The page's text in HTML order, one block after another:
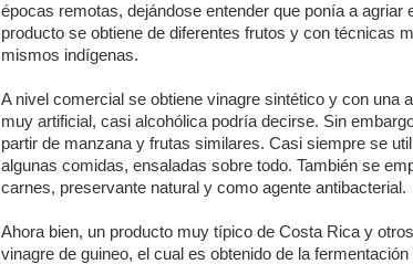
épocas remotas, dejándose entender que ponía a agriar
producto se obtiene de diferentes frutos y con técnicas
mismos indígenas.
A nivel comercial se obtiene vinagre sintético y con una
muy artificial, casi alcohólica podría decirse. Sin
partir de manzana y frutas similares. Casi siempre se
algunas comidas, ensaladas sobre todo. También se
carnes, preservante natural y como agente antibacterial.
Ahora bien, un producto muy típico de Costa Rica y
vinagre de guineo, el cual es obtenido de la